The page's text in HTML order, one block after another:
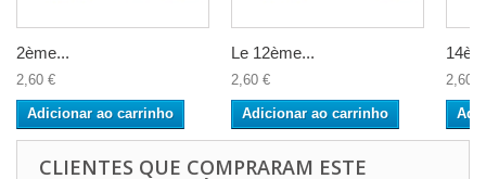
2ème...
2,60 €
Adicionar ao carrinho
Le 12ème...
2,60 €
Adicionar ao carrinho
2,60 €
CLIENTES QUE COMPRARAM ESTE